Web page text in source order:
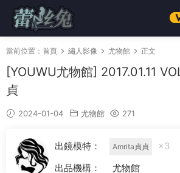
當前位置： 首頁 繡人影像 尤物館 正文
[YOUWU尤物館] 2017.01.11
貞
2024-01-04 尤物館 271
出鏡模特： Amrita貞貞
×3
出品機構：
尤物館